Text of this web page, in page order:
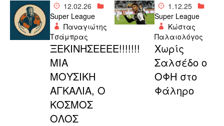
12.02.26
Super League
Παναγιώτης
Τσάμπρας
ΞΕΚΙΝΗΣΕΕΕΕ!!!!!!!
ΜΙΑ
ΜΟΥΣΙΚΗ
ΑΓΚΑΛΙΑ, Ο
ΚΟΣΜΟΣ
ΟΛΟΣ
1.12.25
Super League
Κώστας
Παλαιολόγος
Χωρίς
Σαλσέδο ο
ΟΦΗ στο
Φάληρο